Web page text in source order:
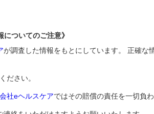
についてのご注意》
が調査した情報をもとにしています。 正確な
ださい。
社eヘルスケアではその賠償の責任を一切負